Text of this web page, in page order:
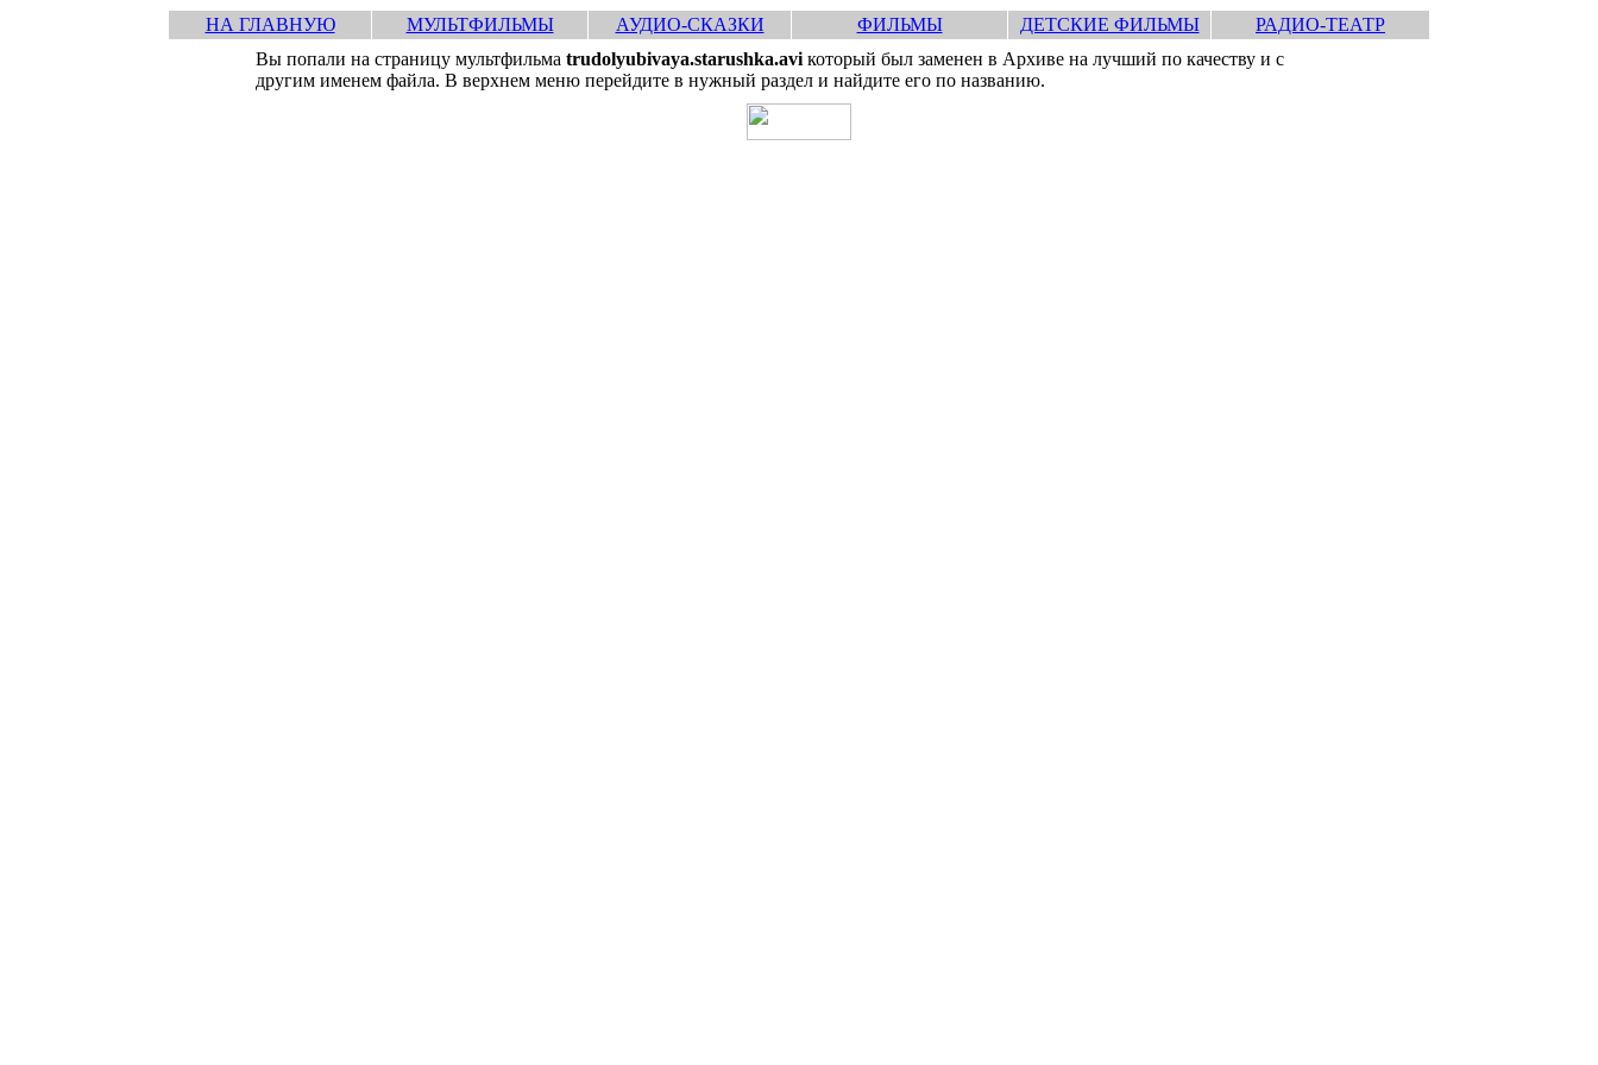
НА ГЛАВНУЮ МУЛЬТФИЛЬМЫ АУДИО-СКАЗКИ ФИЛЬМЫ ДЕТСКИЕ ФИЛЬМЫ
РАДИО-ТЕАТР
Вы попали на страницу мультфильма trudolyubivaya.starushka.aviкоторый был заменен в Архиве на лучший по качеству и с
другим именем файла. В верхнем меню перейдите в нужный раздел и найдите его по названию.